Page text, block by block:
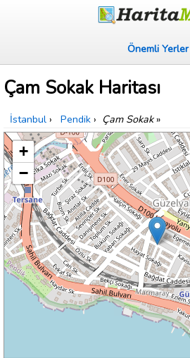
Önemli Yerler
Çam Sokak Haritası
İstanbul › Pendik › Çam Sokak»
+
−